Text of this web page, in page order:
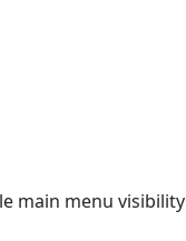
main menu visibility